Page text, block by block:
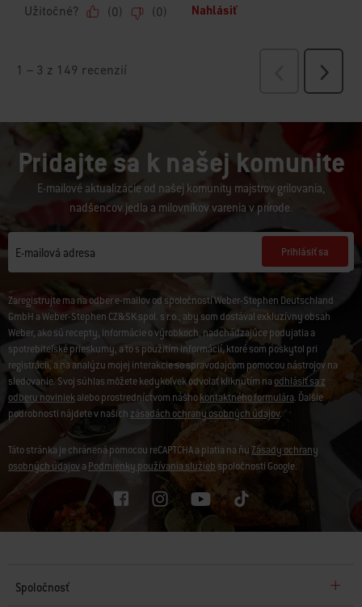
Pridajte sa k našej komunite
E-mailové aktualizácie od našej komunity majstrov grilovania,
nadšencov jedla a milovníkov varenia v prírode.
E-mailová adresa Prihlásiť sa
Zaregistrujte ma na odber e-mailov od spoločností Weber-Stephen Deutschland
GmbH a Weber-Stephen CZ&SK spol. s r.o., aby som dostával exkluzívny obsah
Weber, ako sú recepty, informácie o výrobkoch, nadchádzajúce podujatia a
spotrebiteľské prieskumy, a to s použitím informácií, ktoré som poskytol pri
registrácii, a na analýzu mojej interakcie so spravodajcom pomocou nástrojov na
sledovanie. Svoj súhlas môžete kedykoľvek odvolať kliknutím naodhlásiť sa z
odberu noviniekalebo prostredníctvom nášhokontaktného formulára. Ďalšie
podrobnosti nájdete v našich zásadách ochrany osobných údajov.
Táto stránka je chránená pomocou reCAPTCHA a platia na ňuZásady ochrany
osobných údajova Podmienky používania služieb spoločnosti Google.
Spoločnosť